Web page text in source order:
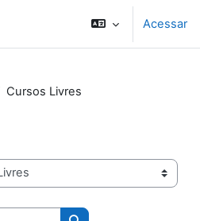
Acessar
Cursos Livres